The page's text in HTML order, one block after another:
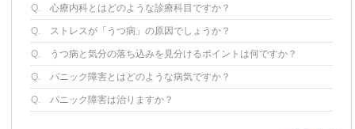
Q. 心療内科とはどのような診療科目ですか？
Q. ストレスが「うつ病」の原因でしょうか？
Q. うつ病と気分の落ち込みを見分けるポイントは何ですか？
Q. パニック障害とはどのような病気ですか？
Q. パニック障害は治りますか？